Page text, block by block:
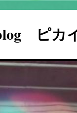
ピ